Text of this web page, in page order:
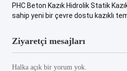
PHC Beton Kazık Hidrolik Statik
sahip yeni bir çevre dostu kazıklı
Ziyaretçi mesajları
Halka açık bir yorum yok.